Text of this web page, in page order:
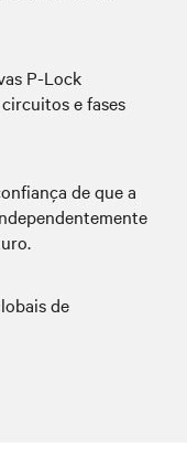
P-Lock
e fases
de que a
de